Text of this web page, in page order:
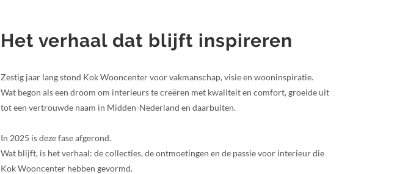
Het verhaal dat blijft inspireren
Zestig jaar lang stond Kok Wooncenter voor vakmanschap, visie en wooninspiratie.
Wat begon als een droom om interieurs te creëren met kwaliteit en comfort, groeide uit
tot een vertrouwde naam in Midden-Nederland en daarbuiten.
In 2025 is deze fase afgerond.
Wat blijft, is het verhaal: de collecties, de ontmoetingen en de passie voor interieur die
Kok Wooncenter hebben gevormd.